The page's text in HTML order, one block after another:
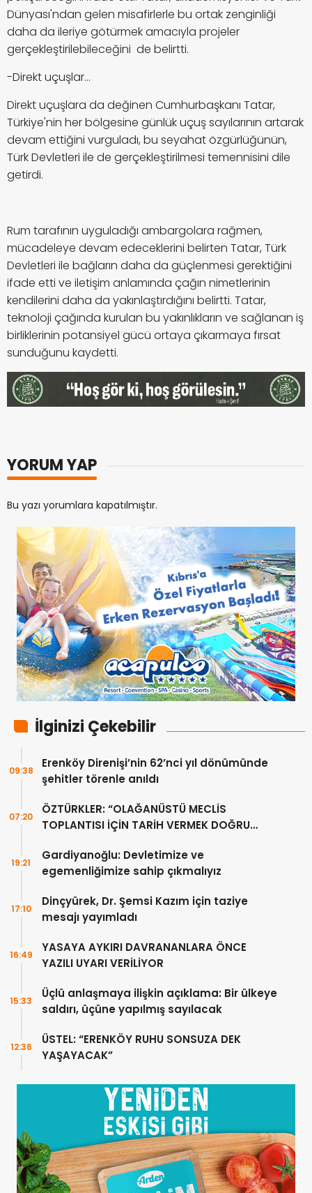
Dünyası'ndan gelen misafirlerle bu ortak zenginliği
daha da ileriye götürmek amacıyla projeler
gerçekleştirilebileceğini de belirtti.
-Direkt uçuşlar...
Direkt uçuşlara da değinen Cumhurbaşkanı Tatar,
Türkiye'nin her bölgesine günlük uçuş sayılarının artarak
devam ettiğini vurguladı, bu seyahat özgürlüğünün,
Türk Devletleri ile de gerçekleştirilmesi temennisini dile
getirdi.
Rum tarafının uyguladığı ambargolara rağmen,
mücadeleye devam edeceklerini belirten Tatar, Türk
Devletleri ile bağların daha da güçlenmesi gerektiğini
ifade etti ve iletişim anlamında çağın nimetlerinin
kendilerini daha da yakınlaştırdığını belirtti. Tatar,
teknoloji çağında kurulan bu yakınlıkların ve sağlanan iş
birliklerinin potansiyel gücü ortaya çıkarmaya fırsat
sunduğunu kaydetti.
YORUM YAP
Bu yazı yorumlara kapatılmıştır.
İlginizi Çekebilir
Erenköy Direnişi’nin 62’nci yıl dönümünde
şehitler törenle anıldı
09:38
ÖZTÜRKLER: “OLAĞANÜSTÜ MECLİS
TOPLANTISI İÇİN TARİH VERMEK DOĞRU
07:20
Gardiyanoğlu: Devletimize ve
egemenliğimize sahip çıkmalıyız
19:21
Dinçyürek, Dr. Şemsi Kazım için taziye
mesajı yayımladı
17:10
YASAYA AYKIRI DAVRANANLARA ÖNCE
YAZILI UYARI VERİLİYOR
16:49
Üçlü anlaşmaya ilişkin açıklama: Bir ülkeye
saldırı, üçüne yapılmış sayılacak
15:33
ÜSTEL: “ERENKÖY RUHU SONSUZA DEK
YAŞAYACAK”
12:36